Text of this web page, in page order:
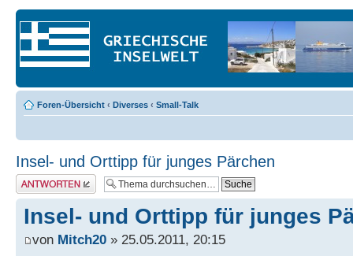
Foren-Übersicht ‹ Diverses ‹ Small-Talk
Insel- und Orttipp für junges Pärchen
Antwort erstellen
Insel- und Orttipp für junges
von Mitch20 » 25.05.2011, 20:15